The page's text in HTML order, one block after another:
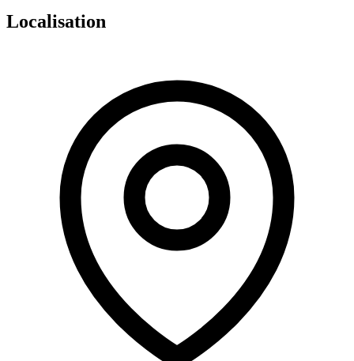
Localisation